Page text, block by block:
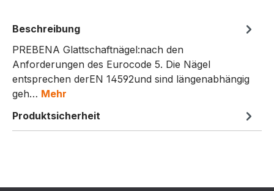
Beschreibung
PREBENA Glattschaftnägel:nach den
Anforderungen des Eurocode 5. Die Nägel
entsprechen derEN 14592und sind längenabhängig
geh… Mehr
Produktsicherheit